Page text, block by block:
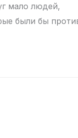
мало людей,
были бы